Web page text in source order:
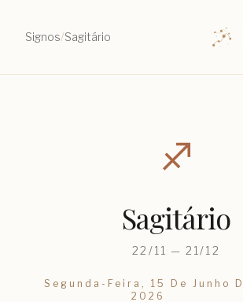
Signos/Sagitário
♐︎
Sagitário
22/11 — 21/12
Segunda-Feira, 15 De Junho
2026